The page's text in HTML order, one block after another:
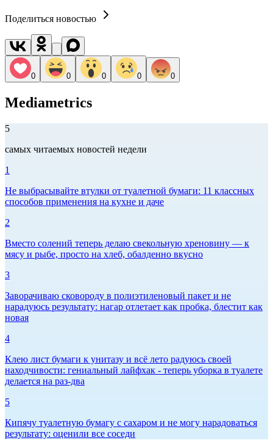
Поделиться новостью
0 0 0 0 0
Mediametrics
5
самых читаемых новостей недели
1
Не выбрасывайте втулки от туалетной бумаги: 11 классных
способов применения на кухне и даче
2
Вместо солений теперь делаю свекольную хреновину — к
мясу и рыбе, просто на хлеб, обалденно вкусно
3
Заворачиваю сковороду в полиэтиленовый пакет и не
нарадуюсь результату: нагар отлетает как пробка, блестит как
новая
4
Клею лист бумаги к унитазу и всё лето радуюсь своей
находчивости: гениальный лайфхак - теперь уборка в туалете
делается на раз-два
5
Кипячу туалетную бумагу с сахаром и не могу нарадоваться
результату: оценили все соседи